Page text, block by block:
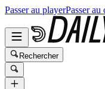
Passer au playerPasser
Rechercher